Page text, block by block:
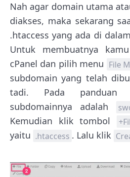
Nah agar domain utama
diakses, maka sekarang
.htaccess yang ada di
Untuk membuatnya
cPanel dan pilih menu File
subdomain yang telah
tadi. Pada
subdomainnya adalah
Kemudian klik tombol
yaitu .htaccess . Lalu klik